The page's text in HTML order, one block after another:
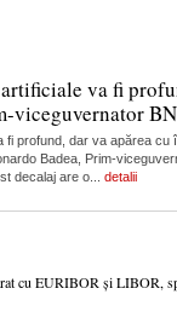
va fi
viceguvernator
fi profund, dar va apărea
Badea, Prim-
decalaj are o... detalii
cu EURIBOR și LIBOR,